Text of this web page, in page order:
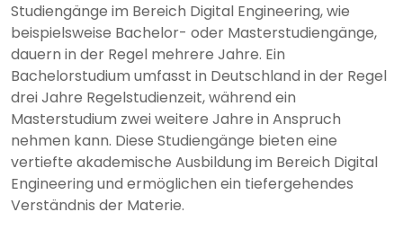
Studiengänge im Bereich Digital Engineering, wie
beispielsweise Bachelor- oder Masterstudiengänge,
dauern in der Regel mehrere Jahre. Ein
Bachelorstudium umfasst in Deutschland in der Regel
drei Jahre Regelstudienzeit, während ein
Masterstudium zwei weitere Jahre in Anspruch
nehmen kann. Diese Studiengänge bieten eine
vertiefte akademische Ausbildung im Bereich Digital
Engineering und ermöglichen ein tiefergehendes
Verständnis der Materie.